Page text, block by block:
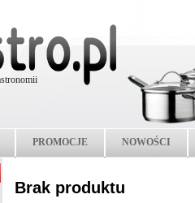
PROMOCJE NOWOŚCI
Brak produktu